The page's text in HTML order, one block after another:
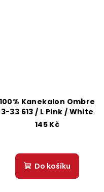
100% Kanekalon Ombre
3-33 613 / L Pink / White
145 Kč
Do košíku